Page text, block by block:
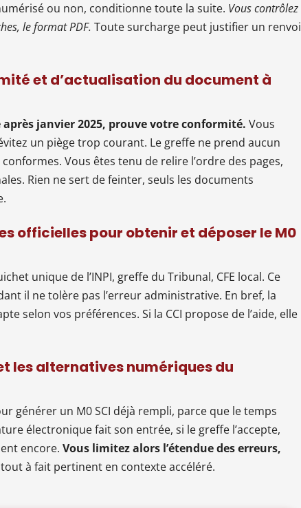
ou non, conditionne toute la suite. Vous contrôlez
le format PDF. Toute surcharge peut justifier un renvoi
et d’actualisation du document à
janvier 2025, prouve votre conformité. Vous
un piège trop courant. Le greffe ne prend aucun
conformes. Vous êtes tenu de relire l’ordre des pages,
Rien ne sert de feinter, seuls les documents
officielles pour obtenir et déposer le M0
unique de l’INPI, greffe du Tribunal, CFE local. Ce
il ne tolère pas l’erreur administrative. En bref, la
selon vos préférences. Si la CCI propose de l’aide, elle
les alternatives numériques du
générer un M0 SCI déjà rempli, parce que le temps
électronique fait son entrée, si le greffe l’accepte,
encore. Vous limitez alors l’étendue des erreurs,
tout à fait pertinent en contexte accéléré.